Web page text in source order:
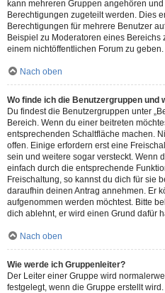
kann mehreren Gruppen angehören
Berechtigungen zugeteilt werden. Dies
Berechtigungen für mehrere Benutzer
Beispiel zu Moderatoren eines Bereichs
einem nichtöffentlichen Forum zu geben.
Nach oben
Wo finde ich die Benutzergruppen und
Du findest die Benutzergruppen unter
Bereich. Wenn du einer beitreten
entsprechenden Schaltfläche machen.
offen. Einige erfordern erst eine
sein und weitere sogar versteckt. Wenn
einfach durch die entsprechende
Freischaltung, so kannst du dich für sie
daraufhin deinen Antrag annehmen. Er
aufgenommen werden möchtest. Bitte
dich ablehnt, er wird einen Grund dafür
Nach oben
Wie werde ich Gruppenleiter?
Der Leiter einer Gruppe wird
festgelegt, wenn die Gruppe erstellt